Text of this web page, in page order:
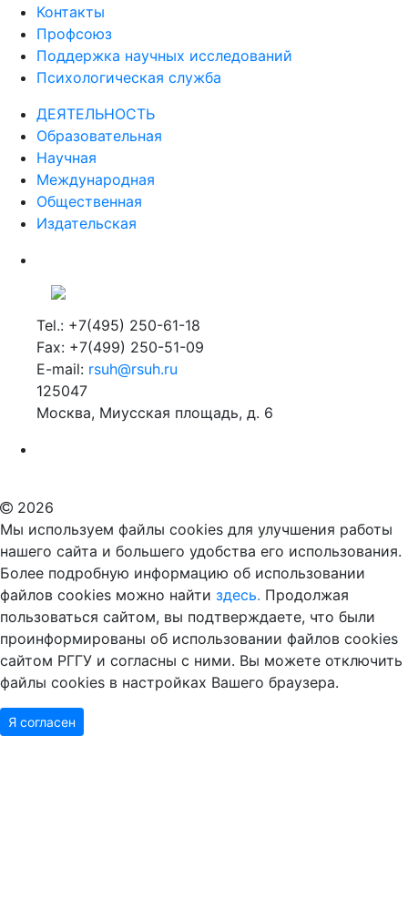
Контакты
Профсоюз
Поддержка научных исследований
Психологическая служба
ДЕЯТЕЛЬНОСТЬ
Образовательная
Научная
Международная
Общественная
Издательская
Tel.: +7(495) 250-61-18
Fax: +7(499) 250-51-09
E-mail: rsuh@rsuh.ru
125047
Москва, Миусская площадь, д. 6
2026
Мы используем файлы cookies для улучшения работы
нашего сайта и большего удобства его использования.
Более подробную информацию об использовании
файлов cookies можно найти здесь. Продолжая
пользоваться сайтом, вы подтверждаете, что были
проинформированы об использовании файлов cookies
сайтом РГГУ и согласны с ними. Вы можете отключить
файлы cookies в настройках Вашего браузера.
Я согласен